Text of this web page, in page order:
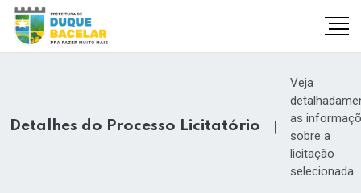
Detalhes do Processo Licitatório |
Veja
as
sobre a
licitação
selecionada